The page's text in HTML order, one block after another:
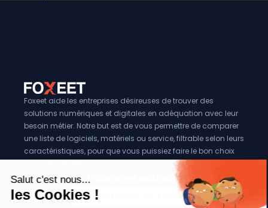
Foxeet aide les entreprises désireuses de trouver des
solutions numériques et digitales en adéquation avec leur
besoin métier. Notre but est de vous permettre de comparer
une liste de logiciels, matériels ou service, filtrable selon leurs
caractéristiques, pour que vous puissiez faire le bon choix
Vous êtes éditeur?
Se référencer sur Foxeet